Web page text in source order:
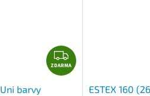
Z
D
ZDARMA
barvy
ESTEX 160